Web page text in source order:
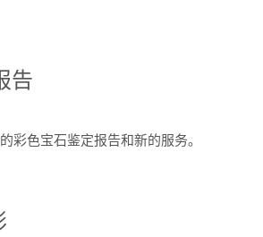
告
彩色宝石鉴定报告和新的服务。